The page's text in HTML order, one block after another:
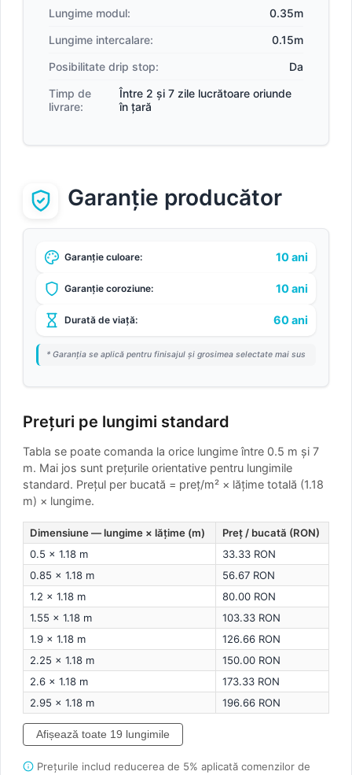
Lungime modul:
0.35m
Lungime intercalare:
0.15m
Posibilitate drip stop:
Da
Timp de
livrare:
Între 2 și 7 zile lucrătoare oriunde
în țară
Garanție producător
Garanție culoare: 10 ani
Garanție coroziune: 10 ani
Durată de viață: 60 ani
* Garanția se aplică pentru finisajul și grosimea selectate mai sus
Prețuri pe lungimi standard
Tabla se poate comanda la orice lungime între 0.5 m și 7
m. Mai jos sunt prețurile orientative pentru lungimile
standard. Prețul per bucată = preț/m² × lățime totală (1.18
m) × lungime.
Dimensiune — lungime × lățime (m)
Preț / bucată (RON)
0.5 × 1.18 m
33.33 RON
0.85 × 1.18 m
56.67 RON
1.2 × 1.18 m
80.00 RON
1.55 × 1.18 m
103.33 RON
1.9 × 1.18 m
126.66 RON
2.25 × 1.18 m
150.00 RON
2.6 × 1.18 m
173.33 RON
2.95 × 1.18 m
196.66 RON
Afișează toate 19 lungimile
Prețurile includ reducerea de 5% aplicată comenzilor de